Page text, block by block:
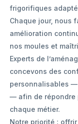
frigorifiques
Chaque jour, nous
amélioration
nos moules et
Experts de
concevons des
personnalisables
— afin de répondre
chaque métier.
Notre priorité :